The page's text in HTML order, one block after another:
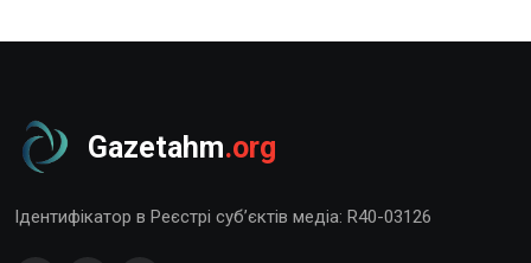
Gazetahm.org
Ідентифікатор в Реєстрі суб’єктів медіа: R40-03126